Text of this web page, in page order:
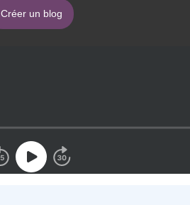
Créer un blog